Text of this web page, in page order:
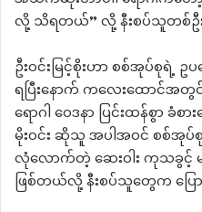
လို့ သိရတယ်” လို့ နီးစပ်သူတစ်ဦး
ဦးဝင်းမြင့်စိုးဟာ စစ်အုပ်စုရဲ့ ဥ
ရပြီးနောက် ကလေးထောင်အတွင်
ရောဂါ ဝေဒနာ ပြင်းထန်စွာ ခံ
မိုးဝင်း ဆိုသူ အပါအဝင် စစ်အုပ်
လုံလောက်တဲ့ ဆေးဝါး ကုသခွင့် မ
ဖြစ်တယ်လို့ နီးစပ်သူတွေက ပြေ